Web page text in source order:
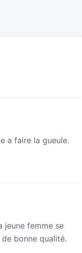
a faire la gueule.
jeune femme se
bonne qualité.